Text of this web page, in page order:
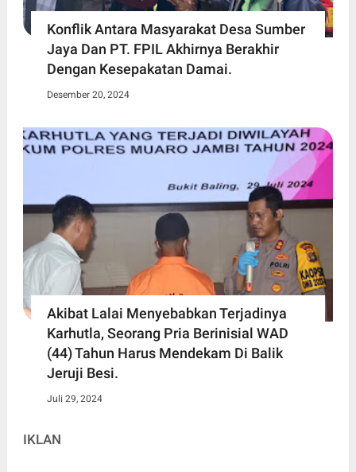
Konflik Antara Masyarakat Desa Sumber
Jaya Dan PT. FPIL Akhirnya Berakhir
Dengan Kesepakatan Damai.
Desember 20, 2024
Akibat Lalai Menyebabkan Terjadinya
Karhutla, Seorang Pria Berinisial WAD
(44) Tahun Harus Mendekam Di Balik
Jeruji Besi.
Juli 29, 2024
IKLAN